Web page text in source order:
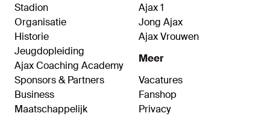
Stadion
Organisatie
Historie
Jeugdopleiding
Ajax Coaching Academy
Sponsors & Partners
Business
Maatschappelijk
Ajax 1
Jong Ajax
Ajax Vrouwen
Meer
Vacatures
Fanshop
Privacy